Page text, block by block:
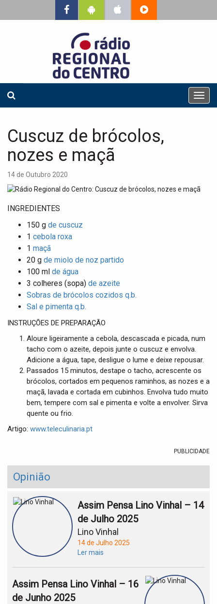
T
o
i
Cuscuz de brócolos,
nozes e maçã
14 de Outubro 2020
INGREDIENTES
150 g de cuscuz
1 cebola roxa
1 maçã
20 g de miolo de noz partido
100 ml de água
3 colheres (sopa) de azeite
Sobras de brócolos cozidos q.b.
Sal e pimenta q.b.
INSTRUÇÕES DE PREPARAÇÃO
Aloure ligeiramente a cebola, descascada e picada, num
tacho com o azeite, depois junte o cuscuz e envolva.
Adicione a água, tape, desligue o lume e deixe repousar.
Passados 15 minutos, destape o tacho, acrescente os
brócolos, cortados em pequenos raminhos, as nozes e a
maçã, lavada e cortada em cubinhos. Envolva tudo muito
bem, tempere com sal e pimenta e volte a envolver. Sirva
quente ou frio.
Artigo: www.teleculinaria.pt
PUBLICIDADE
Opinião
Assim Pensa Lino Vinhal – 14
de Julho 2025
Lino Vinhal
14 de Julho 2025
Ler mais
Assim Pensa Lino Vinhal – 16
de Junho 2025